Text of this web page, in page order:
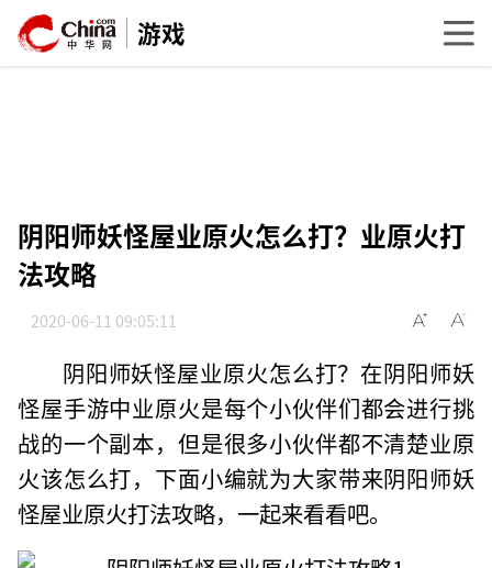
游戏
阴阳师妖怪屋业原火怎么打？业原火打
法攻略
2020-06-11 09:05:11
阴阳师妖怪屋业原火怎么打？在阴阳师妖
怪屋手游中业原火是每个小伙伴们都会进行挑
战的一个副本，但是很多小伙伴都不清楚业原
火该怎么打，下面小编就为大家带来阴阳师妖
怪屋业原火打法攻略，一起来看看吧。